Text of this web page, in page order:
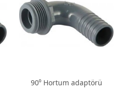
90⁰ Hortum adaptörü